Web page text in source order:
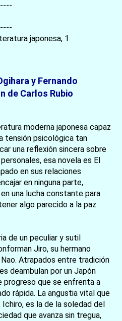
japonesa, 1
y Fernando
de Carlos Rubio
moderna japonesa capaz
tensión psicológica tan
una reflexión sincera sobre
esa novela es El
en sus relaciones
en ninguna parte,
una lucha constante para
algo parecido a la paz
de un peculiar y sutil
Jiro, su hermano
Atrapados entre tradición
deambulan por un Japón
progreso que se enfrenta a
rápida. La angustia vital que
es la de la soledad del
que avanza sin tregua,